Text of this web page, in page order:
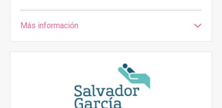
Más información